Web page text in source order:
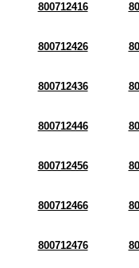
800712416
800712426
800712436
800712446
800712456
800712466
800712476